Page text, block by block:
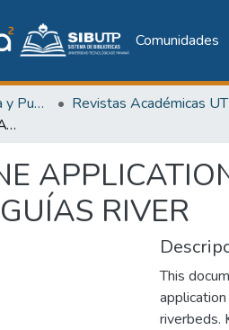
Comunidades
Editorial Universitaria y Publicaciones Seriadas Revistas Académicas
SMARTPHONE APPLICATION TO DETERMINE CHANGES IN THE BED OF THE LAS GUÍAS RIVER
RIVER
This
riverbeds.